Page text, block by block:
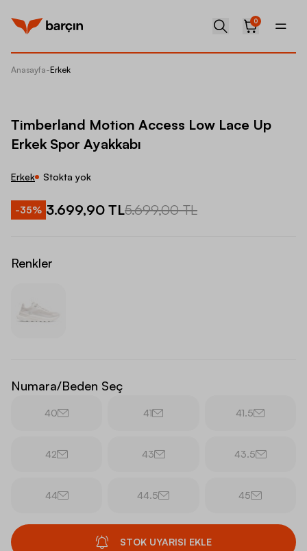
0
Anasayfa-Erkek
Timberland Motion Access Low Lace Up
Erkek Spor Ayakkabı
Erkek Stokta yok
-35% 3.699,90 TL5.699,00 TL
Renkler
Numara/Beden Seç
40 41 41.5
42 43 43.5
44 44.5 45
STOK UYARISI EKLE